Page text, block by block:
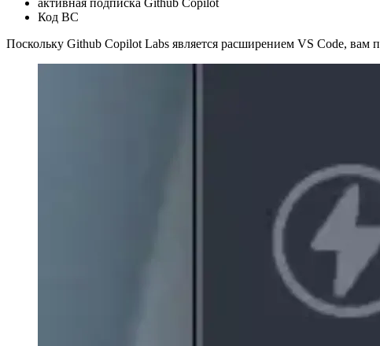
Для работы Github Copilot Labs необходимо выполнить следующие
активная подписка Github Copilot
Код ВС